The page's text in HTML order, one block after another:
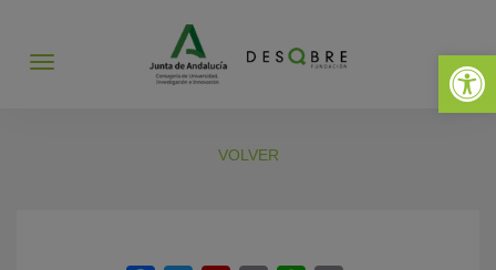
Abrir
Abrir
VOLVER